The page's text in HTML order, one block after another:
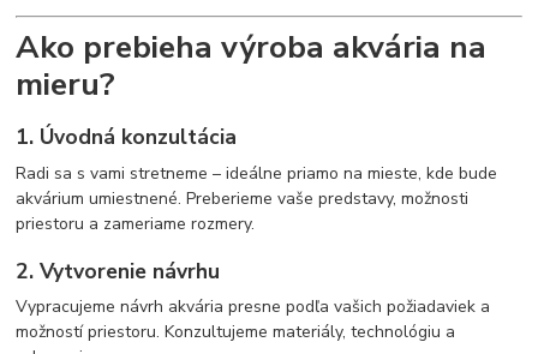
Ako prebieha výroba akvária na
mieru?
1. Úvodná konzultácia
Radi sa s vami stretneme – ideálne priamo na mieste, kde bude
akvárium umiestnené. Preberieme vaše predstavy, možnosti
priestoru a zameriame rozmery.
2. Vytvorenie návrhu
Vypracujeme návrh akvária presne podľa vašich požiadaviek a
možností priestoru. Konzultujeme materiály, technológiu a